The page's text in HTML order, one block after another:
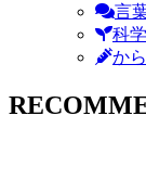
言
科学
か